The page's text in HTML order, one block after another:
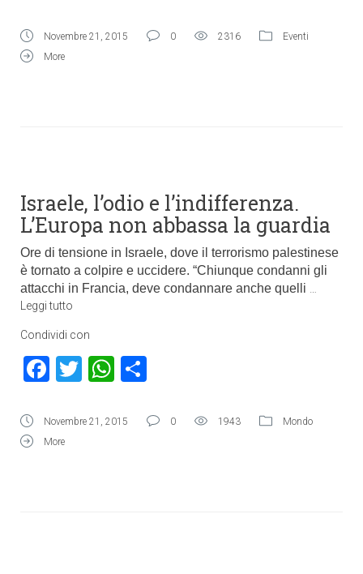
Novembre 21, 2015 0 2316
Eventi
More
Israele, l’odio e l’indifferenza.
L’Europa non abbassa la guardia
Ore di tensione in Israele, dove il terrorismo palestinese
è tornato a colpire e uccidere. “Chiunque condanni gli
attacchi in Francia, deve condannare anche quelli
Leggi tutto
Condividi con
Facebook
TwitterWhatsApp
Novembre 21, 2015 0 1943
Mondo
More